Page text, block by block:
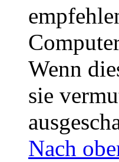
Wenn
sie
Nach